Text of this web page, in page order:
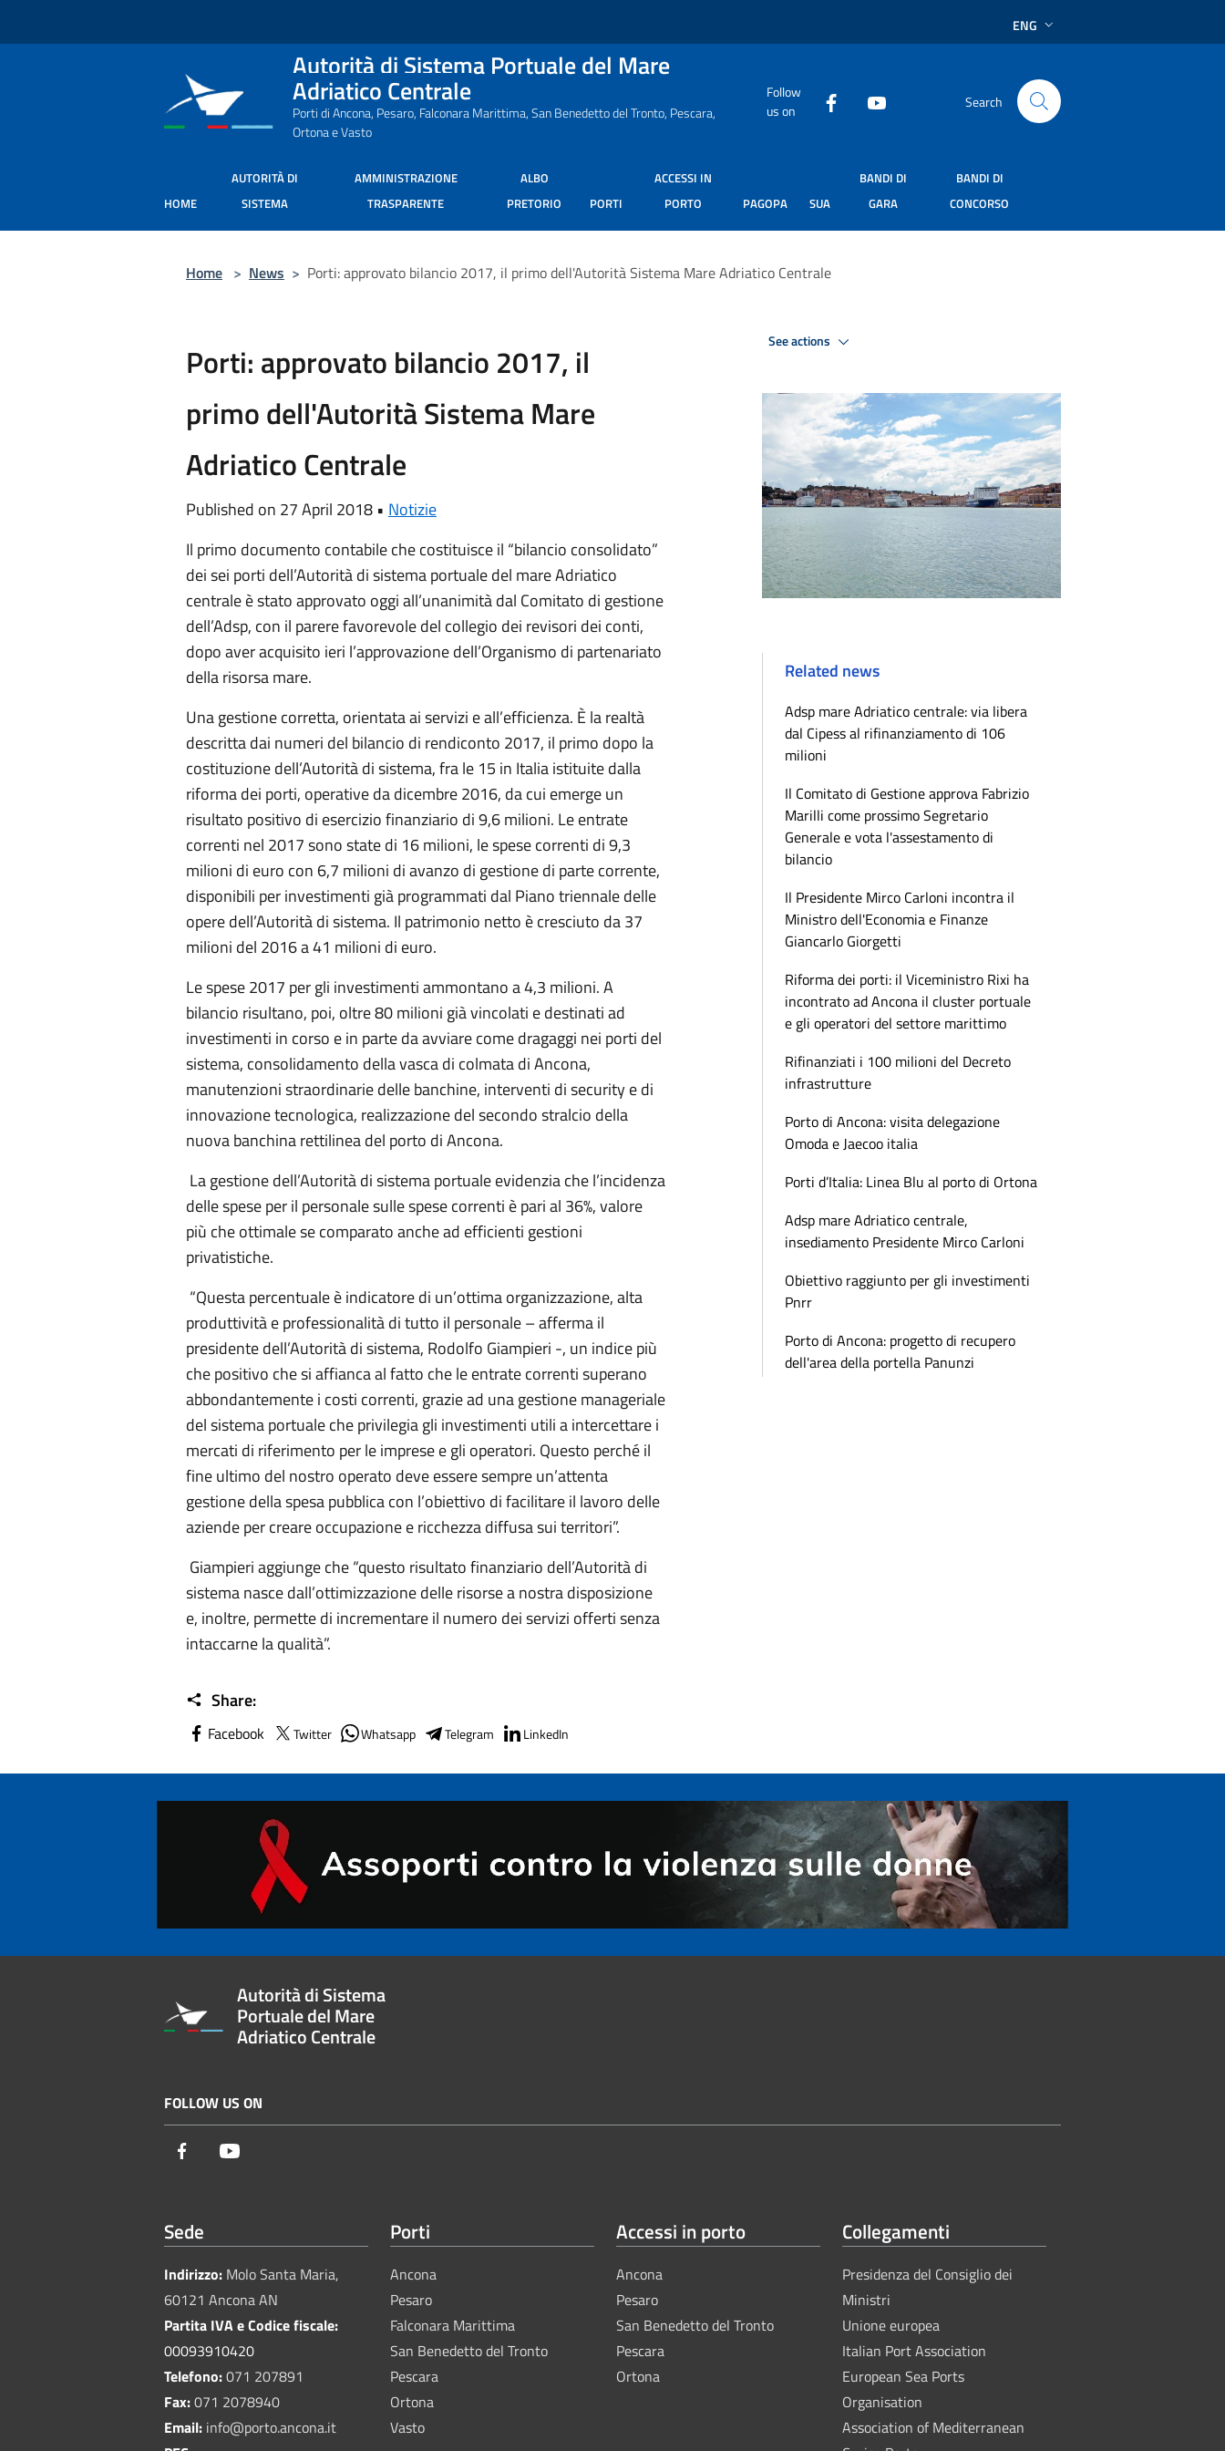
ENG
Autorità di Sistema Portuale del Mare
Adriatico Centrale
Porti di Ancona, Pesaro, Falconara Marittima, San Benedetto del Tronto, Pescara,
Ortona e Vasto
Follow
us on
Search
HOME
AUTORITÀ DI
SISTEMA
AMMINISTRAZIONE
TRASPARENTE
ALBO
PRETORIO
PORTI
ACCESSI IN
PORTO
PAGOPA SUA
BANDI DI
GARA
BANDI DI
CONCORSO
Home > News > Porti: approvato bilancio 2017, il primo dell'Autorità Sistema Mare Adriatico Centrale
Porti: approvato bilancio 2017, il
primo dell'Autorità Sistema Mare
Adriatico Centrale
Published on 27 April 2018 • Notizie
Il primo documento contabile che costituisce il “bilancio consolidato”
dei sei porti dell’Autorità di sistema portuale del mare Adriatico
centrale è stato approvato oggi all’unanimità dal Comitato di gestione
dell’Adsp, con il parere favorevole del collegio dei revisori dei conti,
dopo aver acquisito ieri l’approvazione dell’Organismo di partenariato
della risorsa mare.
Una gestione corretta, orientata ai servizi e all’efficienza. È la realtà
descritta dai numeri del bilancio di rendiconto 2017, il primo dopo la
costituzione dell’Autorità di sistema, fra le 15 in Italia istituite dalla
riforma dei porti, operative da dicembre 2016, da cui emerge un
risultato positivo di esercizio finanziario di 9,6 milioni. Le entrate
correnti nel 2017 sono state di 16 milioni, le spese correnti di 9,3
milioni di euro con 6,7 milioni di avanzo di gestione di parte corrente,
disponibili per investimenti già programmati dal Piano triennale delle
opere dell’Autorità di sistema. Il patrimonio netto è cresciuto da 37
milioni del 2016 a 41 milioni di euro.
Le spese 2017 per gli investimenti ammontano a 4,3 milioni. A
bilancio risultano, poi, oltre 80 milioni già vincolati e destinati ad
investimenti in corso e in parte da avviare come dragaggi nei porti del
sistema, consolidamento della vasca di colmata di Ancona,
manutenzioni straordinarie delle banchine, interventi di security e di
innovazione tecnologica, realizzazione del secondo stralcio della
nuova banchina rettilinea del porto di Ancona.
La gestione dell’Autorità di sistema portuale evidenzia che l’incidenza
delle spese per il personale sulle spese correnti è pari al 36%, valore
più che ottimale se comparato anche ad efficienti gestioni
privatistiche.
“Questa percentuale è indicatore di un’ottima organizzazione, alta
produttività e professionalità di tutto il personale – afferma il
presidente dell’Autorità di sistema, Rodolfo Giampieri -, un indice più
che positivo che si affianca al fatto che le entrate correnti superano
abbondantemente i costi correnti, grazie ad una gestione manageriale
del sistema portuale che privilegia gli investimenti utili a intercettare i
mercati di riferimento per le imprese e gli operatori. Questo perché il
fine ultimo del nostro operato deve essere sempre un’attenta
gestione della spesa pubblica con l’obiettivo di facilitare il lavoro delle
aziende per creare occupazione e ricchezza diffusa sui territori”.
Giampieri aggiunge che “questo risultato finanziario dell’Autorità di
sistema nasce dall’ottimizzazione delle risorse a nostra disposizione
e, inoltre, permette di incrementare il numero dei servizi offerti senza
intaccarne la qualità”.
Share:
Facebook Twitter Whatsapp Telegram LinkedIn
See actions
Related news
Adsp mare Adriatico centrale: via libera
dal Cipess al rifinanziamento di 106
milioni
Il Comitato di Gestione approva Fabrizio
Marilli come prossimo Segretario
Generale e vota l'assestamento di
bilancio
Il Presidente Mirco Carloni incontra il
Ministro dell'Economia e Finanze
Giancarlo Giorgetti
Riforma dei porti: il Viceministro Rixi ha
incontrato ad Ancona il cluster portuale
e gli operatori del settore marittimo
Rifinanziati i 100 milioni del Decreto
infrastrutture
Porto di Ancona: visita delegazione
Omoda e Jaecoo italia
Porti d’Italia: Linea Blu al porto di Ortona
Adsp mare Adriatico centrale,
insediamento Presidente Mirco Carloni
Obiettivo raggiunto per gli investimenti
Pnrr
Porto di Ancona: progetto di recupero
dell'area della portella Panunzi
Autorità di Sistema
Portuale del Mare
Adriatico Centrale
FOLLOW US ON
Facebook
Sede
Indirizzo: Molo Santa Maria,
60121 Ancona AN
Partita IVA e Codice fiscale:
00093910420
Telefono:071 207891
Fax:071 2078940
Email: info@porto.ancona.it
Porti
Ancona
Pesaro
Falconara Marittima
San Benedetto del Tronto
Pescara
Ortona
Vasto
Accessi in porto
Ancona
Pesaro
San Benedetto del Tronto
Pescara
Ortona
Collegamenti
Presidenza del Consiglio dei
Ministri
Unione europea
Italian Port Association
European Sea Ports
Organisation
Association of Mediterranean